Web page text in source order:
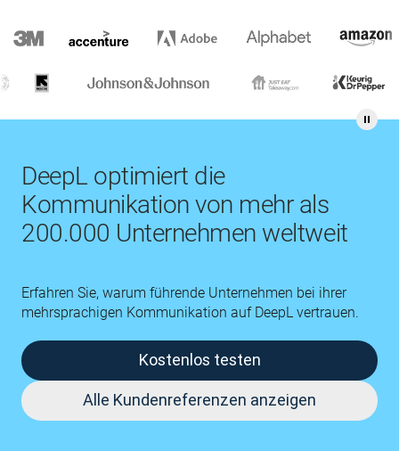
DeepL optimiert die
Kommunikation von mehr als
200.000 Unternehmen weltweit
Erfahren Sie, warum führende Unternehmen bei ihrer
mehrsprachigen Kommunikation auf DeepL vertrauen.
Kostenlos testen
Alle Kundenreferenzen anzeigen